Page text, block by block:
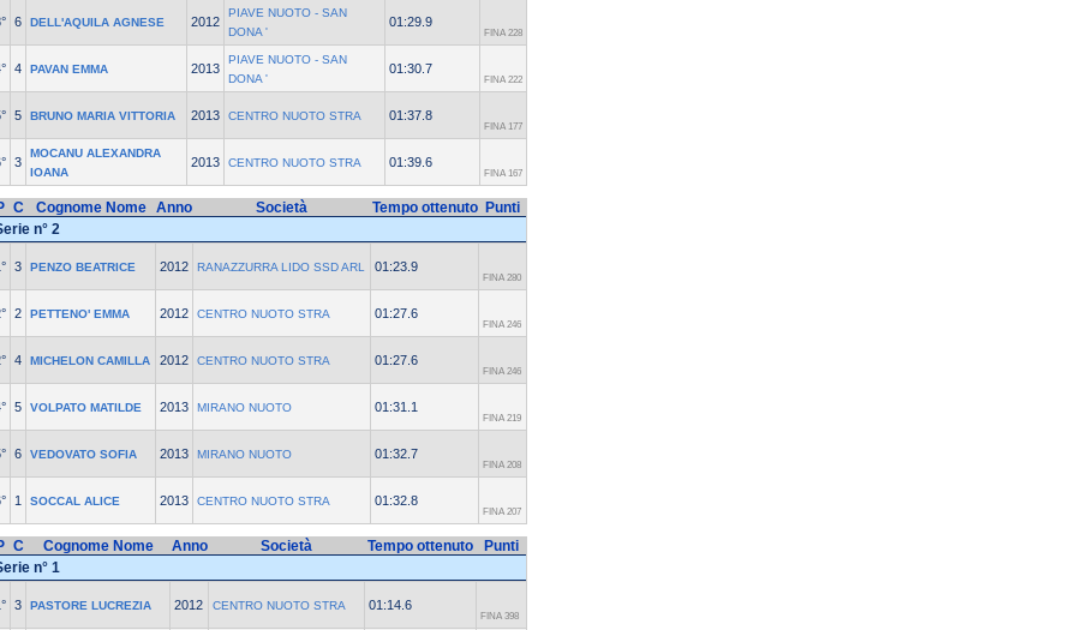
6 DELL'AQUILA AGNESE 2012
PIAVE NUOTO - SAN
DONA '
01:29.9
FINA 228
4 PAVAN EMMA 2013
PIAVE NUOTO - SAN
DONA '
01:30.7
FINA 222
5 BRUNO MARIA VITTORIA 2013 CENTRO NUOTO STRA 01:37.8
FINA 177
3
MOCANU ALEXANDRA
IOANA
2013 CENTRO NUOTO STRA 01:39.6
FINA 167
C Cognome Nome Anno Società Tempo ottenuto
Punti
n° 2
3 PENZO BEATRICE 2012 RANAZZURRA LIDO SSD ARL 01:23.9
FINA 280
2 PETTENO' EMMA 2012 CENTRO NUOTO STRA 01:27.6
FINA 246
4 MICHELON CAMILLA 2012 CENTRO NUOTO STRA 01:27.6
FINA 246
5 VOLPATO MATILDE 2013 MIRANO NUOTO 01:31.1
FINA 219
6 VEDOVATO SOFIA 2013 MIRANO NUOTO 01:32.7
FINA 208
1 SOCCAL ALICE 2013 CENTRO NUOTO STRA 01:32.8
FINA 207
C Cognome Nome Anno Società Tempo ottenuto
Punti
n° 1
3 PASTORE LUCREZIA 2012 CENTRO NUOTO STRA 01:14.6
FINA 398